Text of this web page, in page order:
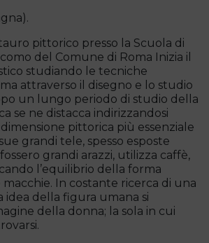
pittorico presso la Scuola di
del Comune di Roma Inizia il
studiando le tecniche
attraverso il disegno e lo studio
un lungo periodo di studio della
se ne distacca indirizzandosi
pittorica più essenziale
grandi tele, spesso esposte
grandi arazzi, utilizza caffè,
l’equilibrio della forma
In costante ricerca di una
idea della figura umana si
della donna; la sola in cui